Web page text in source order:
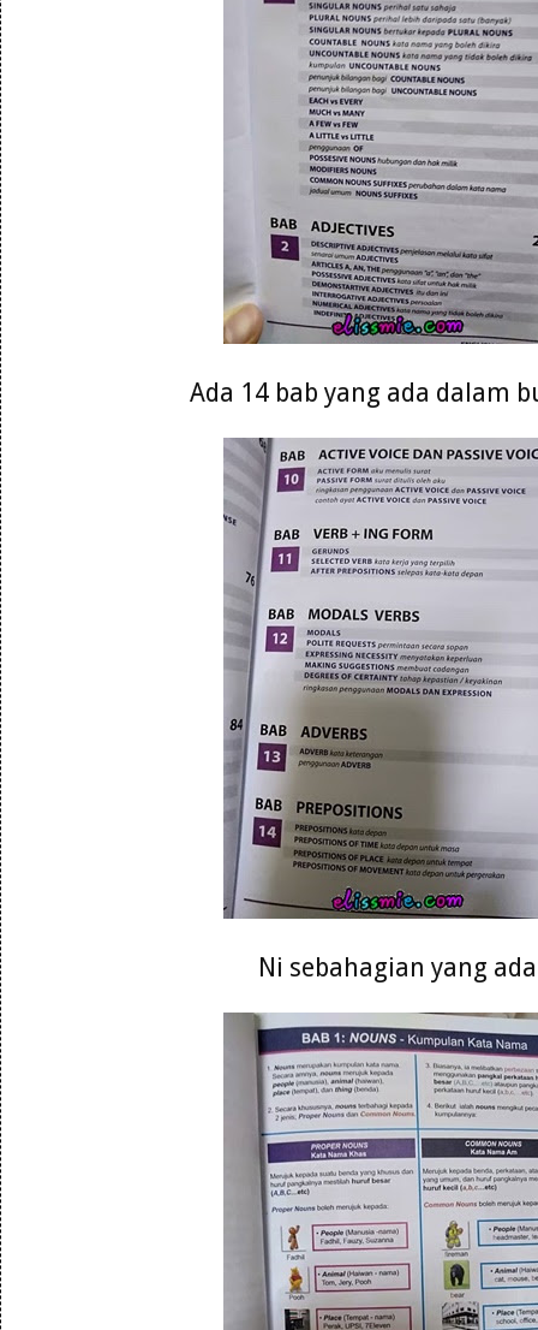
Ada 14 bab yang ada dalam
Ni sebahagian yang